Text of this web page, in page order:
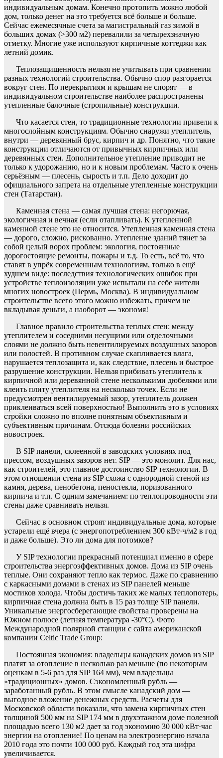
индивидуальным домам. Конечно протопить можно любой
дом, только денег на это требуется всё больше и больше.
Сейчас ежемесячные счета за магистральный газ зимой в
больших домах (>300 м2) перевалили за четырехзначную
отметку. Многие уже используют кирпичные коттеджи как
летний домик.
Теплозащищенность нельзя не учитывать при сравнении
разных технологий строительства. Обычно спор разгорается
вокруг стен. По перекрытиям и крышам не спорят — в
индивидуальном строительстве наиболее распространены
утепленные балочные (стропильные) конструкции.
Что касается стен, то традиционные технологии привели к
многослойным конструкциям. Обычно снаружи утеплитель,
внутри — деревянный брус, кирпич и др. Понятно, что такие
конструкции отличаются от привычных кирпичных или
деревянных стен. Дополнительное утепление приводит не
только к удорожанию, но и к новым проблемам. Часто к очень
серьёзным — плесень, сырость и т.п. Дело доходит до
официального запрета на отдельные утепленные конструкции
стен (Татарстан).
Каменная стена — самая лучшая стена: негорючая,
экологичная и вечная (если отапливать). К утепленной
каменной стене это не относится. Утепленная каменная стена
— дорого, сложно, рискованно. Утепление зданий тянет за
собой целый ворох проблем: экология, постоянные
дорогостоящие ремонты, пожары и т.д. То есть, всё то, что
ставят в упрёк современным технологиям, только в ещё
худшем виде: последствия технологических ошибок при
устройстве теплоизоляции уже испытали на себе жители
многих новостроек (Пермь, Москва). В индивидуальном
строительстве всего этого можно избежать, причем не
вкладывая деньги, а наоборот — экономя!
Главное правило строительства теплых стен: между
утеплителем и соседними несущими или отделочными
слоями не должно быть невентилируемых воздушных зазоров
или полостей. В противном случае скапливается влага,
нарушается теплозащита и, как следствие, плесень и быстрое
разрушение конструкции. Нельзя прибивать утеплитель к
кирпичной или деревянной стене несколькими дюбелями или
клеить плиту утеплителя на несколько точек. Если не
предусмотрен вентилируемый зазор, утеплитель должен
приклеиваться всей поверхностью! Выполнить это в условиях
стройки сложно по вполне понятным объективным и
субъективным причинам. Отсюда болезни российских
новостроек.
В SIP панели, склеенной в заводских условиях под
прессом, воздушных зазоров нет. SIP — это монолит. Для нас,
как строителей, это главное достоинство SIP технологии. В
этом отношении стена из SIP схожа с однородной стеной из
камня, дерева, пенобетона, пеностекла, поризованного
кирпича и т.п. С одним замечанием: по теплопроводности эти
стены даже сравнивать нельзя.
Сейчас в основном строят индивидуальные дома, которые
устарели ещё вчера (с энергопотреблением 300 кВт·ч/м2 в год
и даже больше). Это ли дома для потомков?
У SIP технологии прекрасный потенциал именно в сфере
строительства энергоэффективных домов. Дома из SIP очень
теплые. Они сохраняют тепло как термос. Даже по сравнению
с каркасными домами в стенах из SIP панелей меньше
мостиков холода. Чтобы достичь таких же малых теплопотерь,
кирпичная стена должна быть в 15 раз толще SIP панели.
Уникальные энергосберегающие свойства проверены на
Южном полюсе (летняя температура -30°C). Фото
Международной полярной станции с сайта американской
компании Celtic Trade Group:
Постоянная экономия: владельцы канадских домов из SIP
платят за отопление в несколько раз меньше (по некоторым
оценкам в 5-6 раз для SIP 164 мм), чем владельцы
«традиционных» домов. Сэкономленный рубль —
заработанный рубль. В этом смысле канадский дом —
выгодное вложение денежных средств. Расчеты для
Московской области показали, что замена кирпичных стен
толщиной 500 мм на SIP 174 мм в двухэтажном доме полезной
площадью всего 130 м2 дает за год экономию 30 000 кВт·час
энергии на отопление! По ценам на электроэнергию начала
2010 года это почти 100 000 руб. Каждый год эта цифра
увеличивается.